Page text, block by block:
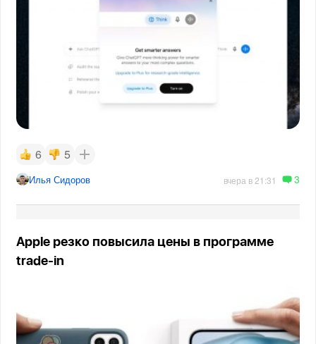
6 5
Илья Сидоров вчера в 21:31 3
Apple резко повысила цены в программе
trade-in